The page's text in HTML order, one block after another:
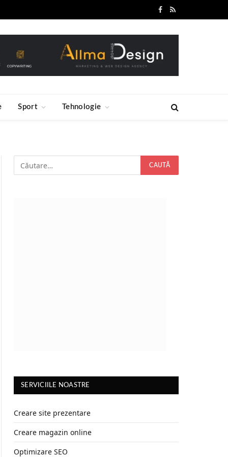
Facebook
RSS
Sport Tehnologie
SERVICIILE NOASTRE
Creare site prezentare
Creare magazin online
Optimizare SEO